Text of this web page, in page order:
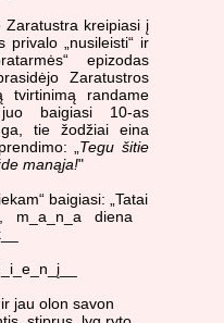
Zaratustra kreipiasi į
privalo „nusileisti“ ir
epizodas
Zaratustros
tvirtinimą randame
juo baigiasi 10-as
tie žodžiai eina
„ Tegu šitie
manąja!"
baigiasi: „Tatai
m_a_n_a diena
jau olon savon